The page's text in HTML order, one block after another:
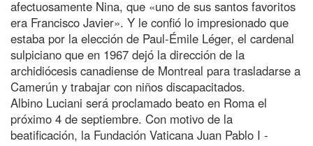
afectuosamente Nina, que «uno de sus santos favoritos
era Francisco Javier». Y le confió lo impresionado que
estaba por la elección de Paul-Émile Léger, el cardenal
sulpiciano que en 1967 dejó la dirección de la
archidiócesis canadiense de Montreal para trasladarse a
Camerún y trabajar con niños discapacitados.
Albino Luciani será proclamado beato en Roma el
próximo 4 de septiembre. Con motivo de la
beatificación, la Fundación Vaticana Juan Pablo I -